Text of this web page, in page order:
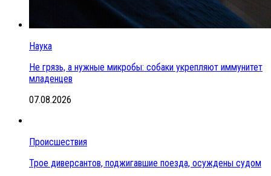
Наука
Не грязь, а нужные микробы: собаки укрепляют иммунитет
младенцев
07.08.2026
Происшествия
Трое диверсантов, поджигавшие поезда, осуждены судом